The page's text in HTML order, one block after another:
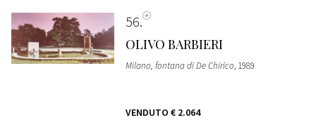
56
OLIVO BARBIERI
Milano, fontana di De Chirico, 1989
VENDUTO € 2.064